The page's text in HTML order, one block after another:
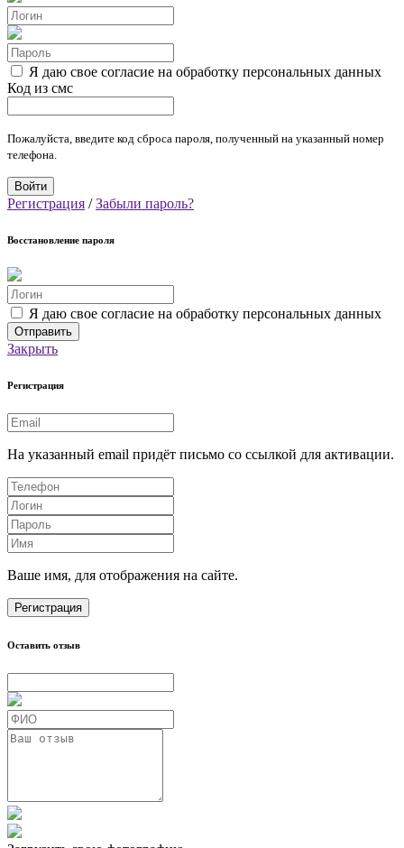
Я даю свое согласие на обработку персональных данных
Код из смс
Пожалуйста, введите код сброса пароля, полученный на указанный номер
телефона.
Регистрация /Забыли пароль?
Восстановление пароля
Я даю свое согласие на обработку персональных данных
Закрыть
Регистрация
На указанный email придёт письмо со ссылкой для активации.
Ваше имя, для отображения на сайте.
Регистрация
Оставить отзыв